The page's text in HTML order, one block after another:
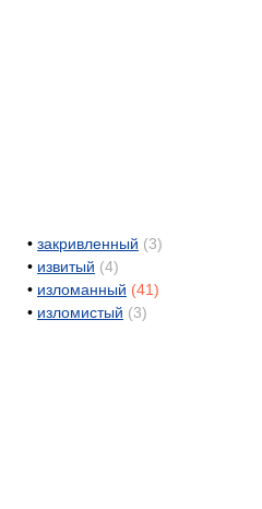
• закривленный (3)
• извитый (4)
• изломанный (41)
• изломистый (3)